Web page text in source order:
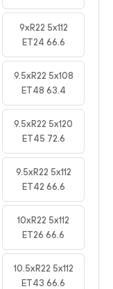
9xR22 5x112
ET24 66.6
9.5xR22 5x108
ET48 63.4
9.5xR22 5x120
ET45 72.6
9.5xR22 5x112
ET42 66.6
10xR22 5x112
ET26 66.6
10.5xR22 5x112
ET43 66.6